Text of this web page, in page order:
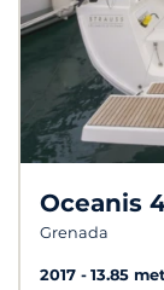
Oceanis
Grenada
2017
13.85